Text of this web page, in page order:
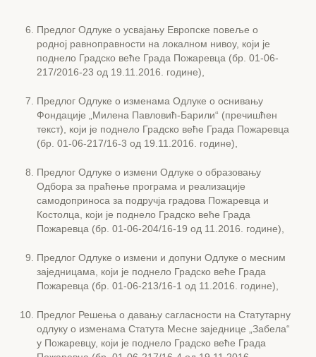
Предлог Одлуке о усвајању Европске повеље о
родној равноправности на локалном нивоу, који је
поднело Градско веће Града Пожаревца (бр. 01-06-
217/2016-23 од 19.11.2016. године),
Предлог Одлуке о изменама Одлуке о оснивању
Фондације „Милена Павловић-Барили“ (пречишћен
текст), који је поднело Градско веће Града Пожаревца
(бр. 01-06-217/16-3 од 19.11.2016. године),
Предлог Одлуке о измени Одлуке о образовању
Одбора за праћење програма и реализације
самодоприноса за подручја градова Пожаревца и
Костолца, који је поднело Градско веће Града
Пожаревца (бр. 01-06-204/16-19 од 11.2016. године),
Предлог Одлуке о измени и допуни Одлуке о месним
заједницама, који је поднело Градско веће Града
Пожаревца (бр. 01-06-213/16-1 од 11.2016. године),
Предлог Решења о давању сагласности на Статутарну
одлуку о изменама Статута Месне заједнице „Забела“
у Пожаревцу, који је поднело Градско веће Града